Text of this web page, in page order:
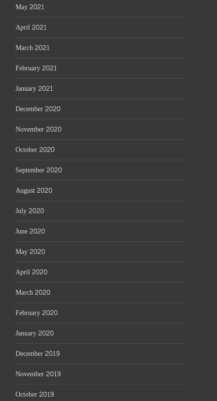
May 2021
April 2021
March 2021
February 2021
January 2021
December 2020
November 2020
October 2020
September 2020
August 2020
July 2020
June 2020
May 2020
April 2020
March 2020
February 2020
January 2020
December 2019
November 2019
October 2019